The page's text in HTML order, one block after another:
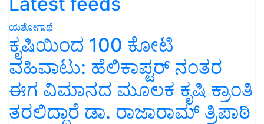
ಯಶೋಗಾಥೆ
ಕೃಷಿಯಿಂದ 100 ಕೋಟಿ
ವಹಿವಾಟು: ಹೆಲಿಕಾಪ್ಟರ್ ನಂತರ
ಈಗ ವಿಮಾನದ ಮೂಲಕ ಕೃಷಿ ಕ್ರಾಂತಿ
ತರಲಿದ್ದಾರೆ ಡಾ. ರಾಜಾರಾಮ್ ತ್ರಿಪಾಠಿ